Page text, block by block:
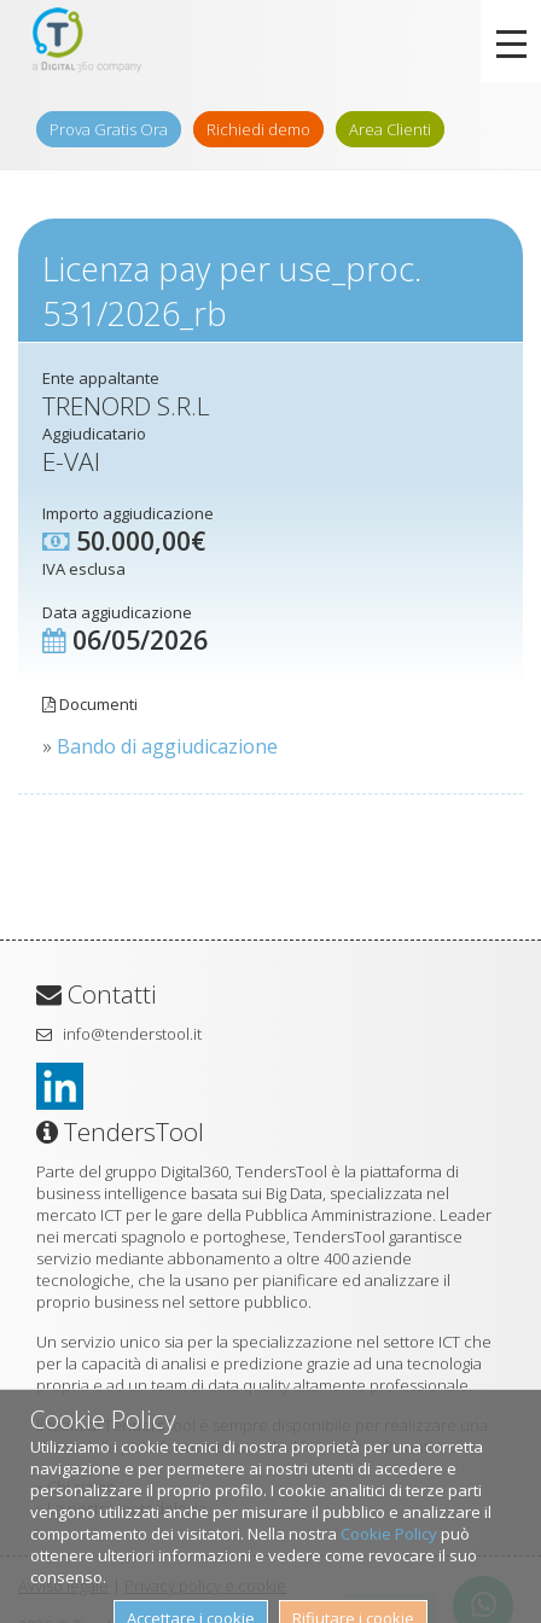
Prova Gratis Ora Richiedi demo Area Clienti
Cookie Policy
Utilizziamo i cookie tecnici di nostra proprietà per una corretta
navigazione e per permetere ai nostri utenti di accedere e
personalizzare il proprio profilo. I cookie analitici di terze parti
vengono utilizzati anche per misurare il pubblico e analizzare il
comportamento dei visitatori. Nella nostra Cookie Policy può
ottenere ulteriori informazioni e vedere come revocare il suo
consenso.
Accettare i cookie
Rifiutare i cookie
Licenza pay per use_proc.
531/2026_rb
Ente appaltante
TRENORD S.R.L
Aggiudicatario
E-VAI
Importo aggiudicazione
50.000,00€
IVA esclusa
Data aggiudicazione
06/05/2026
Documenti
» Bando di aggiudicazione
Contatti
info@tenderstool.it
TendersTool
Parte del gruppo Digital360, TendersTool è la piattaforma di
business intelligence basata sui Big Data, specializzata nel
mercato ICT per le gare della Pubblica Amministrazione. Leader
nei mercati spagnolo e portoghese, TendersTool garantisce
servizio mediante abbonamento a oltre 400 aziende
tecnologiche, che la usano per pianificare ed analizzare il
proprio business nel settore pubblico.
Un servizio unico sia per la specializzazione nel settore ICT che
per la capacità di analisi e predizione grazie ad una tecnologia
propria e ad un team di data quality altamente professionale.
Il team di TendersTool è sempre disponibile per realizzare una
demo della piattaforma utilizzando il formulario di contatto.
»Chi siamo
»La nostra metodologia
Avviso legale
Contattaci